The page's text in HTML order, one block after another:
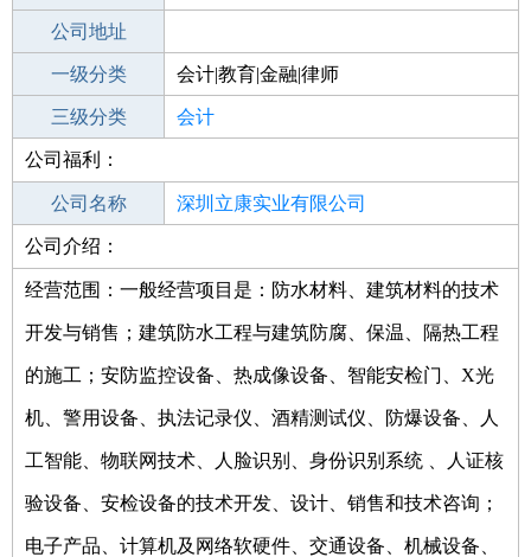
招聘结束时间
公司地址
一级分类 会计|教育|金融|律师
二级分类 财务/会计
三级分类 会计
其他行业
公司福利：
公司名称 深圳立康实业有限公司
公司类型
公司介绍：
经营范围：一般经营项目是：防水材料、建筑材料的技术
开发与销售；建筑防水工程与建筑防腐、保温、隔热工程
的施工；安防监控设备、热成像设备、智能安检门、X光
机、警用设备、执法记录仪、酒精测试仪、防爆设备、人
工智能、物联网技术、人脸识别、身份识别系统 、人证核
验设备、安检设备的技术开发、设计、销售和技术咨询；
电子产品、计算机及网络软硬件、交通设备、机械设备、